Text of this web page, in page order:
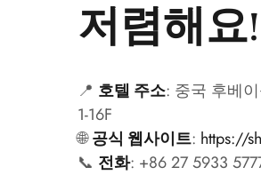
저렴해요
📍 호텔 주소: 중국 후베이
1-16F
🌐공식 웹사이트: https://
📞 전화: +86 27 5933